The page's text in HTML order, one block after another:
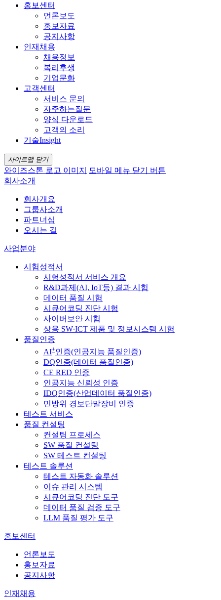
홍보센터
언론보도
홍보자료
공지사항
인재채용
채용정보
복리후생
기업문화
고객센터
서비스 문의
자주하는질문
양식 다운로드
고객의 소리
기술Insight
사이트맵 닫기
와이즈스톤 로고 이미지
모바일 메뉴 닫기 버튼
회사소개
회사개요
그룹사소개
파트너십
오시는 길
사업분야
시험성적서
시험성적서 서비스 개요
R&D과제(AI, IoT등) 결과 시험
데이터 품질 시험
시큐어코딩 진단 시험
사이버보안 시험
상용 SW∙ICT 제품 및 정보시스템 시험
품질인증
AI+인증(인공지능 품질인증)
DQ인증(데이터 품질인증)
CE RED 인증
인공지능 신뢰성 인증
IDQ인증(산업데이터 품질인증)
민방위 경보단말장비 인증
테스트 서비스
품질 컨설팅
컨설팅 프로세스
SW 품질 컨설팅
SW 테스트 컨설팅
테스트 솔루션
테스트 자동화 솔루션
이슈 관리 시스템
시큐어코딩 진단 도구
데이터 품질 검증 도구
LLM 품질 평가 도구
홍보센터
언론보도
홍보자료
공지사항
인재채용